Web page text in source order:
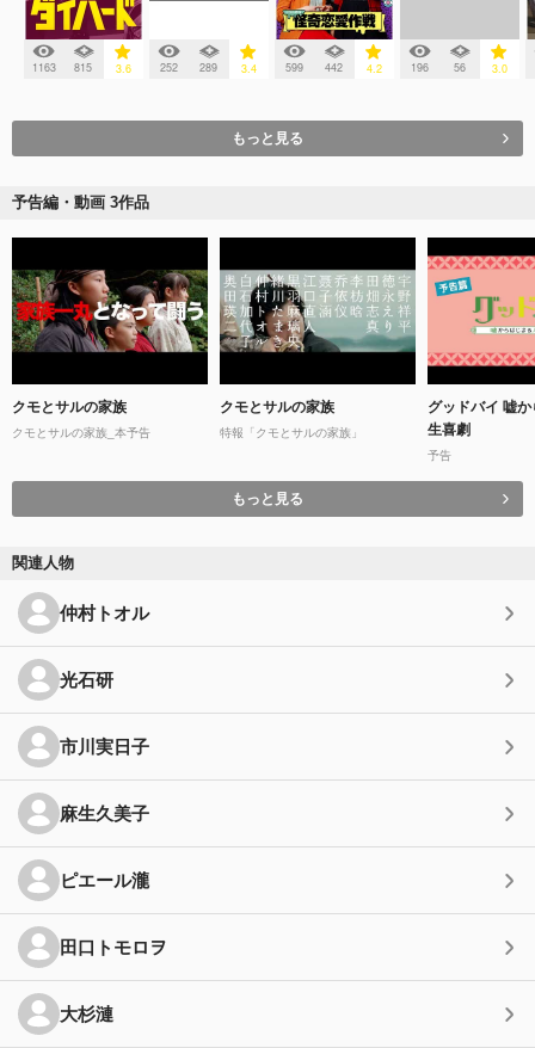
1163 815 3.6 252 289 3.4 599 442 4.2 196 56 3.0
もっと見る
予告編・動画 3作品
クモとサルの家族
クモとサルの家族_本予告
クモとサルの家族
特報「クモとサルの家族」
グッドバイ 嘘
生喜劇
予告
もっと見る
関連人物
仲村トオル
光石研
市川実日子
麻生久美子
ピエール瀧
田口トモロヲ
大杉漣